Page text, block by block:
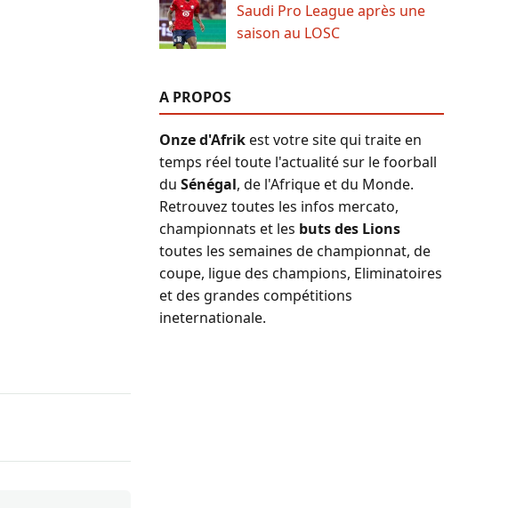
Saudi Pro League après une
saison au LOSC
A PROPOS
Onze d'Afrikest votre site qui traite en
temps réel toute l'actualité sur le foorball
du Sénégal, de l'Afrique et du Monde.
Retrouvez toutes les infos mercato,
championnats et les buts des Lions
toutes les semaines de championnat, de
coupe, ligue des champions, Eliminatoires
et des grandes compétitions
ineternationale.